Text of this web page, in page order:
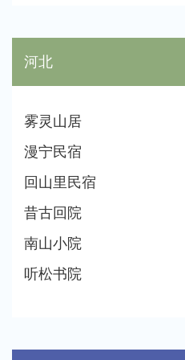
河北
雾灵山居
漫宁民宿
回山里民宿
昔古回院
南山小院
听松书院